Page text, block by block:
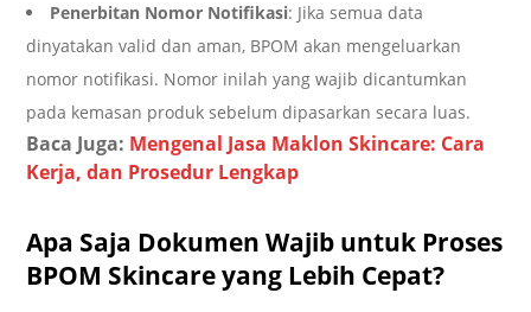
Penerbitan Nomor Notifikasi: Jika semua data
dinyatakan valid dan aman, BPOM akan mengeluarkan
nomor notifikasi. Nomor inilah yang wajib dicantumkan
pada kemasan produk sebelum dipasarkan secara luas.
Baca Juga: Mengenal Jasa Maklon Skincare: Cara
Kerja, dan Prosedur Lengkap
Apa Saja Dokumen Wajib untuk Proses
BPOM Skincare yang Lebih Cepat?